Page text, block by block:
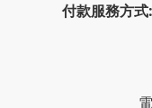
付款服務方